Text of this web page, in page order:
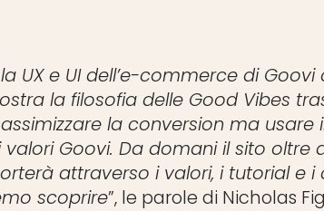
UX e UI dell’e-commerce di
la filosofia delle Good Vibes
la conversion ma
Goovi. Da domani il sito oltre
attraverso i valori, i tutorial e i
scoprire”, le parole di Nicholas